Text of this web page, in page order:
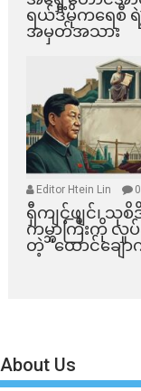
ရယ်ဒီမိုကရေစီ
အမှတ်အသား
Editor Htein Lin 0
ရှီကျင့်ဖျင်၊ သုစိ
ကမ္ဘာကြီးကို လှု
တဲ့ “ထောင်ချော
About Us